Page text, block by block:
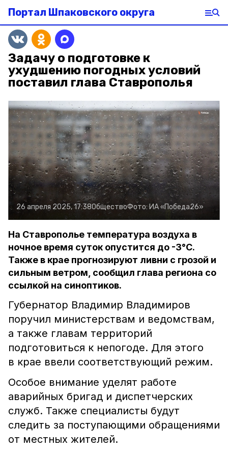
Портал Шпаковского округа
Задачу о подготовке к
ухудшению погодных условий
поставил глава Ставрополья
26 апреля 2025, 17:38ОбществоФото:ИА «Победа26»
На Ставрополье температура воздуха в
ночное время суток опустится до -3°С.
Также в крае прогнозируют ливни с грозой и
сильным ветром, сообщил глава региона со
ссылкой на синоптиков.
Губернатор Владимир Владимиров
поручил министерствам и ведомствам,
а также главам территорий
подготовиться к непогоде. Для этого
в крае ввели соответствующий режим.
Особое внимание уделят работе
аварийных бригад и диспетчерских
служб. Также специалисты будут
следить за поступающими обращениями
от местных жителей.